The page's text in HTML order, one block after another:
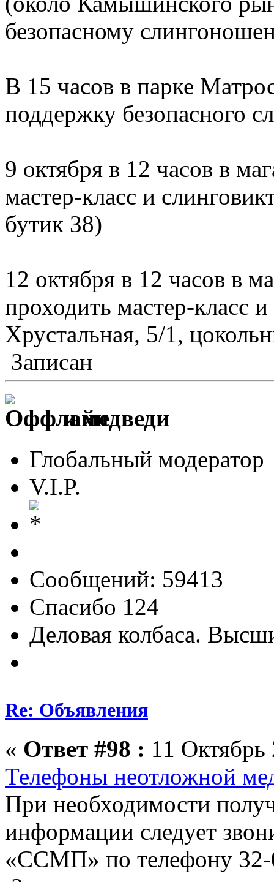
безопасному
В 15 часов в парке
поддержку безопасного
9 октября в 12 часов в
мастер-класс и
бутик 38)
12 октября в 12 часов в
проходить мастер-класс
Хрустальная, 5/1,
Записан
и медведи
Глобальный модератор
V.I.P.
Сообщений: 59413
Спасибо 124
Деловая колбаса.
Re: Объявления
« Ответ #98 : 11
Телефоны неотложной
При необходимости
информации следует
«ССМП» по телефону